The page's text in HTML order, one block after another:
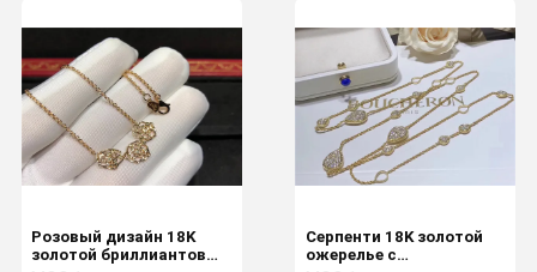
Серпенти 18K золотой
ожерелье с
Розовый дизайн 18K
золотой бриллиантовый